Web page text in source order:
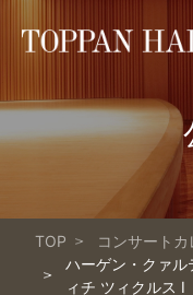
TOP
コンサートカ
ハーゲン・クァ
ィチ ツィクルス I